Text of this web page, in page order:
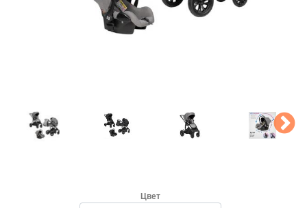
Цвет